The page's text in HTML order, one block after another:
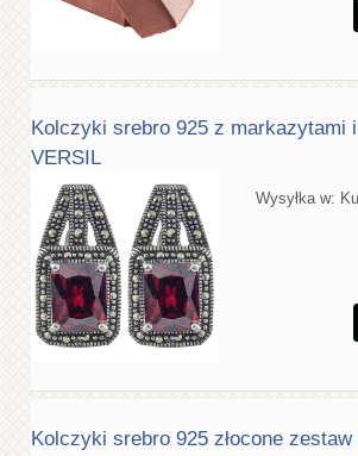
Kolczyki srebro 925 z markazytami
VERSIL
Wysyłka w:
Kolczyki srebro 925 złocone zestaw